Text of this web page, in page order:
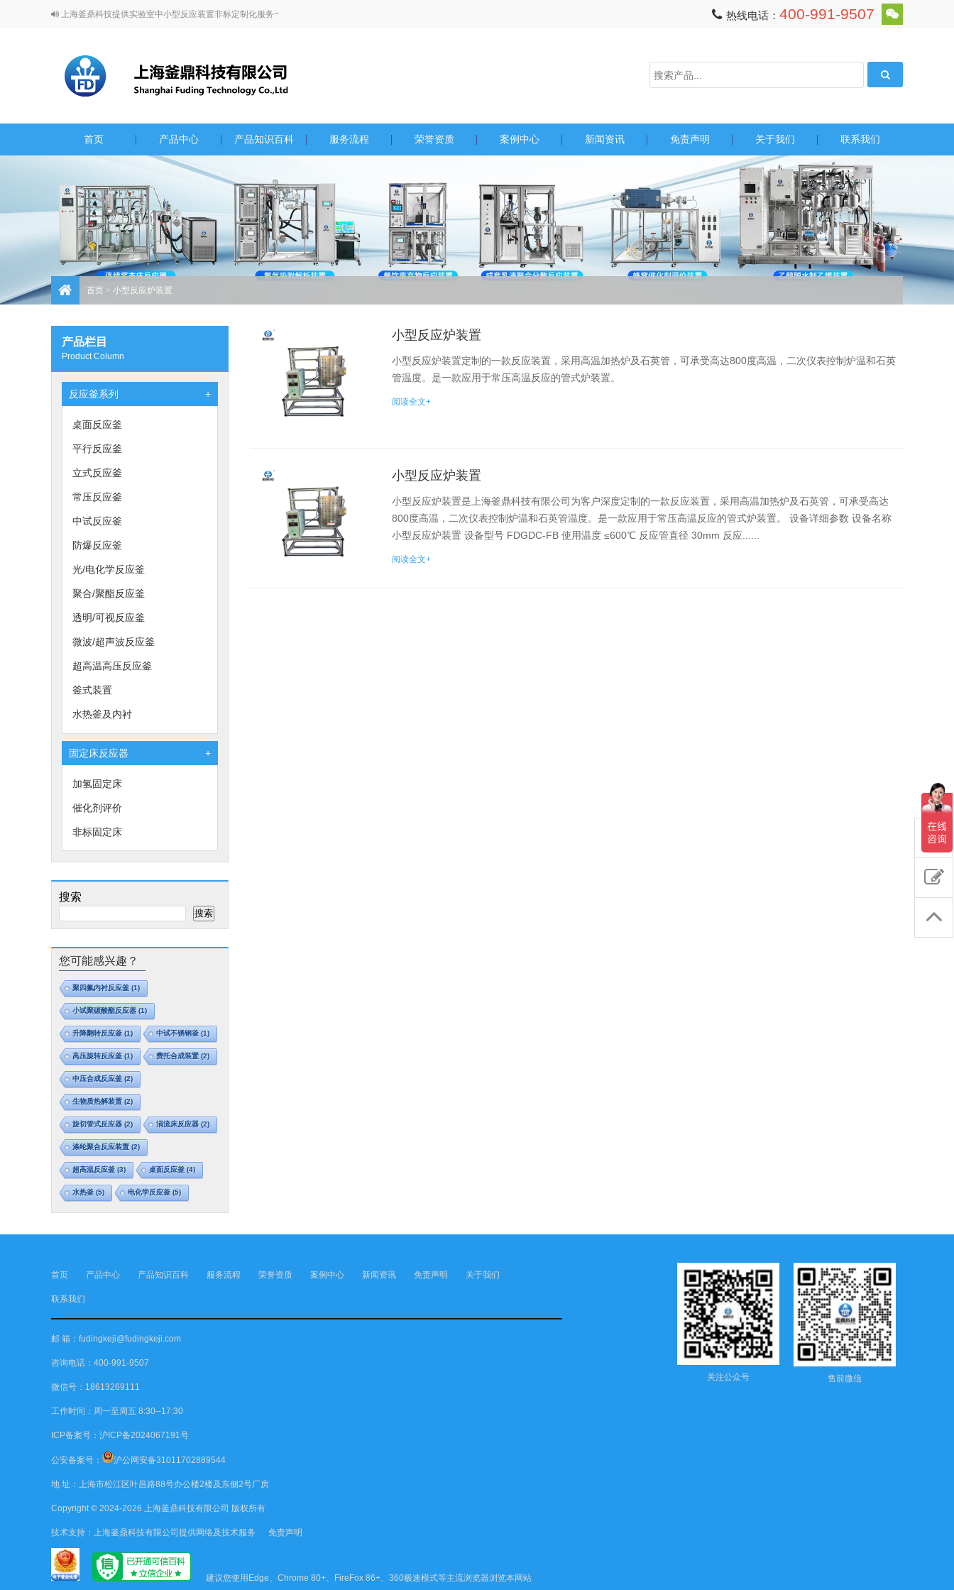
上海釜鼎科技提供实验室中小型反应装置非标定制化服务~ 热线电话： 400-991-9507
首页 产品中心 产品知识百科 服务流程 荣誉资质 案例中心 新闻资讯 免责声明 关于我们 联系我们
首页 > 小型反应炉装置
产品栏目
Product Column
反应釜系列 +
桌面反应釜
平行反应釜
立式反应釜
常压反应釜
中试反应釜
防爆反应釜
光/电化学反应釜
聚合/聚酯反应釜
透明/可视反应釜
微波/超声波反应釜
超高温高压反应釜
釜式装置
水热釜及内衬
固定床反应器 +
加氢固定床
催化剂评价
非标固定床
搜索
搜索
您可能感兴趣？
聚四氟内衬反应釜 (1)
小试聚碳酸酯反应器 (1)
升降翻转反应釜 (1) 中试不锈钢釜 (1)
高压旋转反应釜 (1) 费托合成装置(2)
中压合成反应釜 (2)
生物质热解装置(2)
旋切管式反应器 (2) 涓流床反应器 (2)
涤纶聚合反应装置(2)
超高温反应釜 (3) 桌面反应釜 (4)
水热釜 (5) 电化学反应釜 (5)
小型反应炉装置
小型反应炉装置定制的一款反应装置，采用高温加热炉及石英管，可承受高达800度高温，二次仪表控制炉温和石英
管温度。是一款应用于常压高温反应的管式炉装置。
阅读全文+
小型反应炉装置
小型反应炉装置是上海釜鼎科技有限公司为客户深度定制的一款反应装置，采用高温加热炉及石英管，可承受高达
800度高温，二次仪表控制炉温和石英管温度。是一款应用于常压高温反应的管式炉装置。 设备详细参数 设备名称
小型反应炉装置 设备型号 FDGDC-FB 使用温度 ≤600℃ 反应管直径 30mm 反应......
阅读全文+
首页 产品中心 产品知识百科 服务流程 荣誉资质 案例中心 新闻资讯 免责声明 关于我们
联系我们
邮 箱：fudingkeji@fudingkeji.com
咨询电话：400-991-9507
微信号：18613269111
工作时间：周一至周五 8:30--17:30
ICP备案号： 沪ICP备2024067191号
公安备案号： 沪公网安备31011702889544
地 址：上海市松江区叶昌路88号办公楼2楼及东侧2号厂房
Copyright © 2024-2026 上海釜鼎科技有限公司 版权所有
技术支持： 上海釜鼎科技有限公司提供网络及技术服务 免责声明
建议您使用Edge、Chrome 80+、FireFox 86+、360极速模式等主流浏览器浏览本网站
售前微信
关注公众号